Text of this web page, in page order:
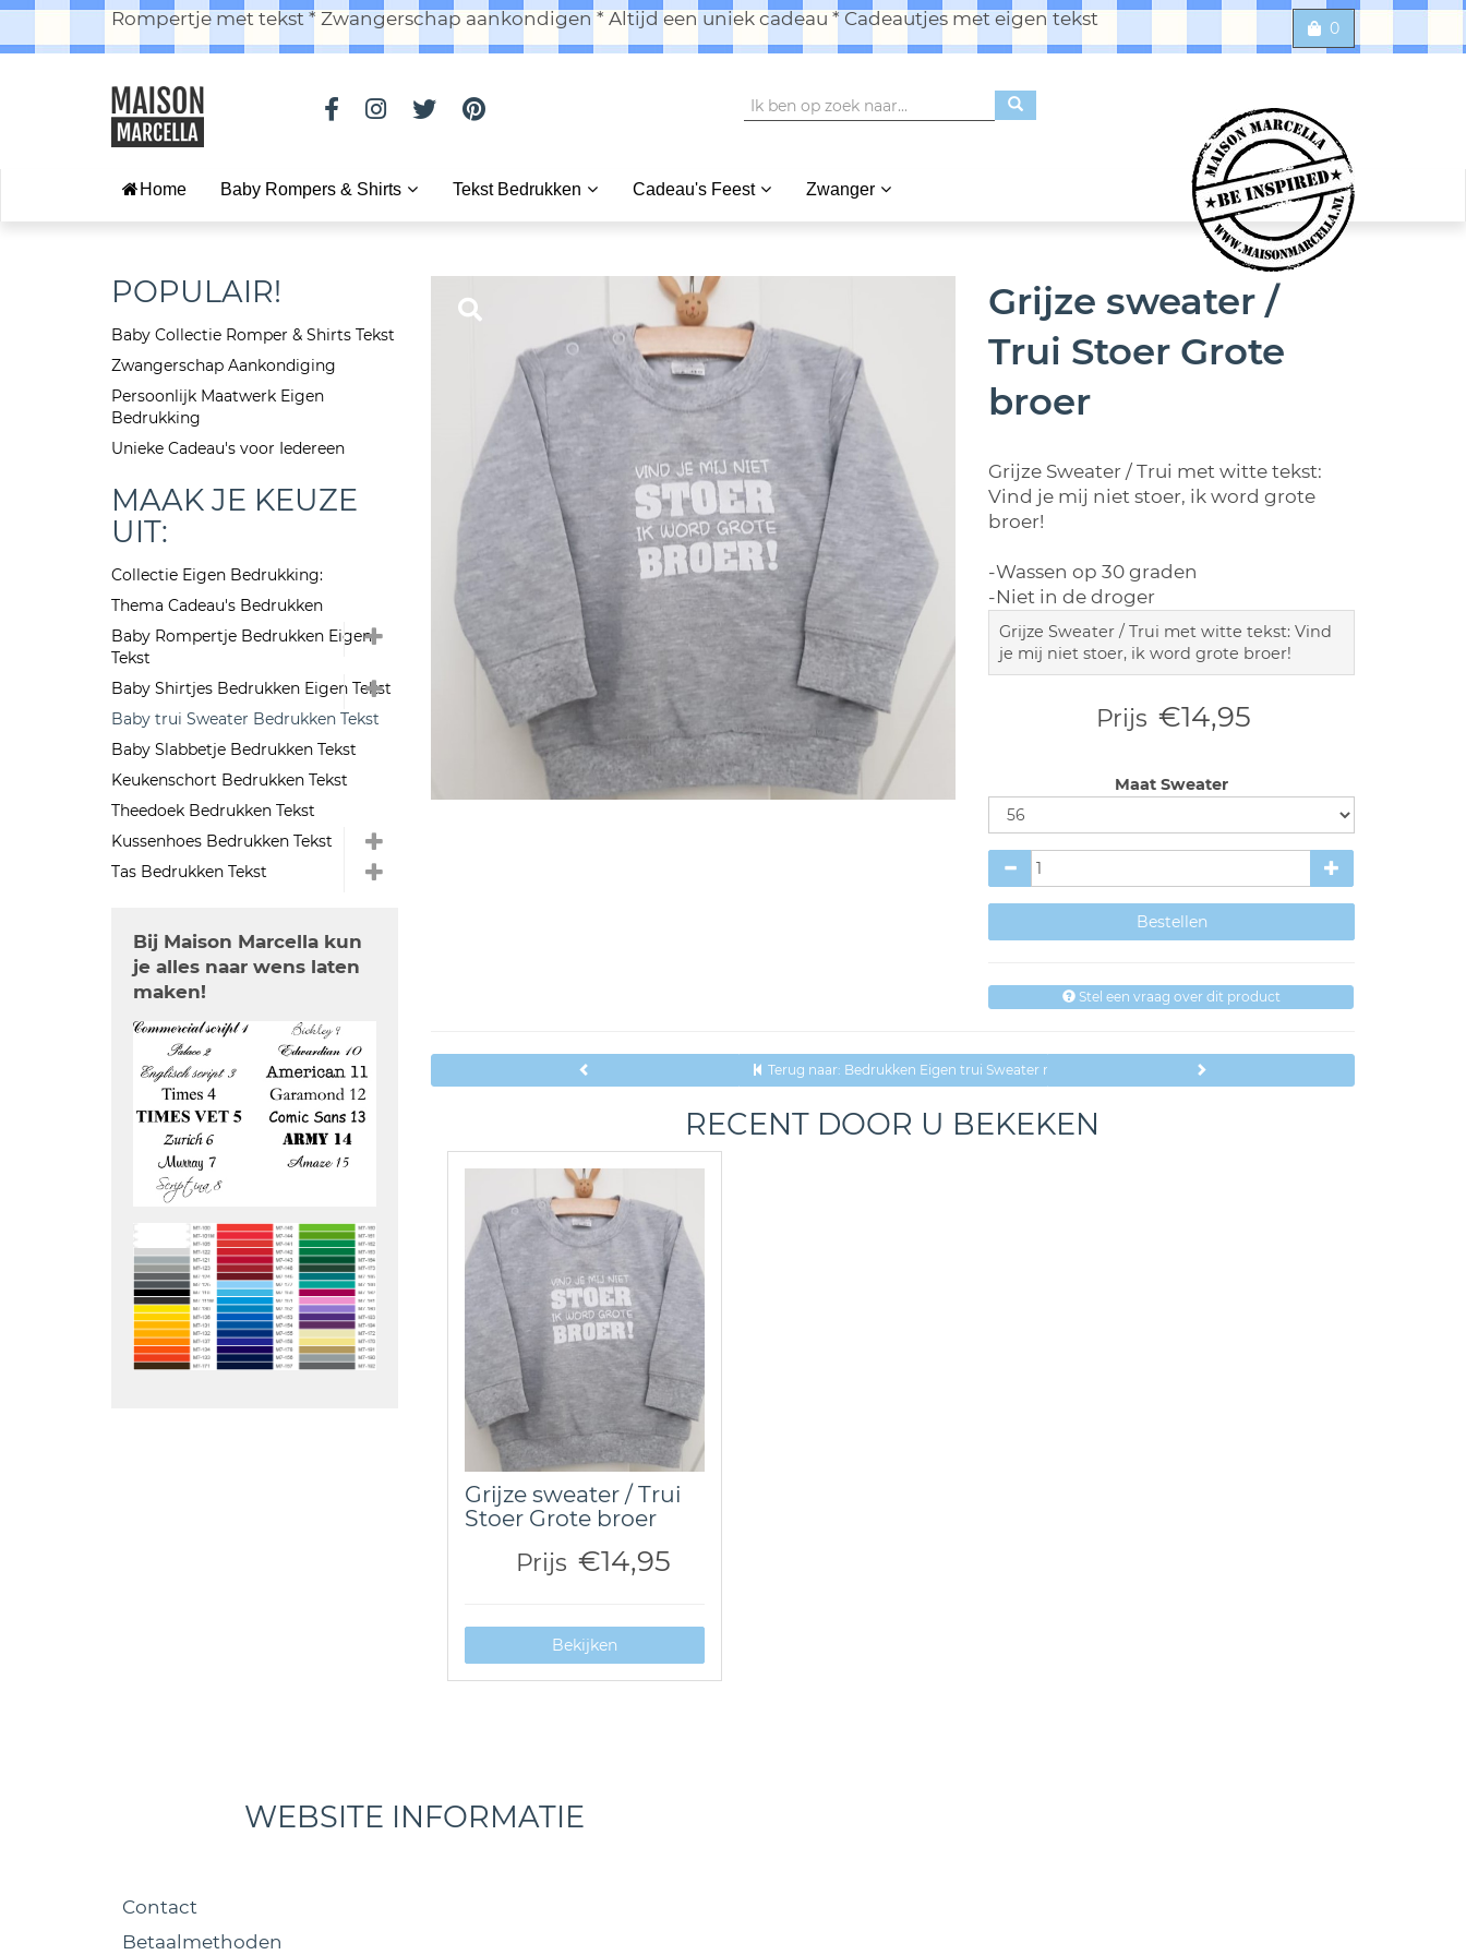
Rompertje met tekst * Zwangerschap aankondigen * Altijd een uniek cadeau * Cadeautjes met eigen tekst 0
Home Baby Rompers & Shirts Tekst Bedrukken Cadeau's Feest Zwanger
Grijze sweater /
Trui Stoer Grote
broer
Grijze Sweater / Trui met witte tekst:
Vind je mij niet stoer, ik word grote
broer!
-Wassen op 30 graden
-Niet in de droger
Grijze Sweater / Trui met witte tekst: Vind
je mij niet stoer, ik word grote broer!
Prijs €14,95
Maat Sweater
Stel een vraag over dit product
Terug naar: Bedrukken Eigen trui Sweater met Tekst Kids
RECENT DOOR U BEKEKEN
Grijze sweater / Trui
Stoer Grote broer
Prijs €14,95
Bekijken
POPULAIR!
Baby Collectie Romper & Shirts Tekst
Zwangerschap Aankondiging
Persoonlijk Maatwerk Eigen
Bedrukking
Unieke Cadeau's voor Iedereen
MAAK JE KEUZE
UIT:
Collectie Eigen Bedrukking:
Thema Cadeau's Bedrukken
Baby Rompertje Bedrukken Eigen
Tekst
Baby Shirtjes Bedrukken Eigen Tekst
Baby trui Sweater Bedrukken Tekst
Baby Slabbetje Bedrukken Tekst
Keukenschort Bedrukken Tekst
Theedoek Bedrukken Tekst
Kussenhoes Bedrukken Tekst
Tas Bedrukken Tekst
Bij Maison Marcella kun
je alles naar wens laten
maken!
WEBSITE INFORMATIE
Contact
Betaalmethoden